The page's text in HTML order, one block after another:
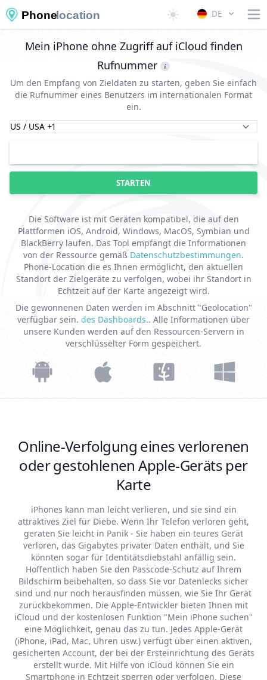
Phonelocation DE
Mein iPhone ohne Zugriff auf iCloud finden
Rufnummer
Um den Empfang von Zieldaten zu starten, geben Sie einfach
die Rufnummer eines Benutzers im internationalen Format
ein.
STARTEN
Die Software ist mit Geräten kompatibel, die auf den
Plattformen iOS, Android, Windows, MacOS, Symbian und
BlackBerry laufen. Das Tool empfängt die Informationen
von der Ressource gemäß Datenschutzbestimmungen.
Phone-Location die es Ihnen ermöglicht, den aktuellen
Standort der Zielgeräte zu verfolgen, wobei ihr Standort in
Echtzeit auf der Karte angezeigt wird.
Die gewonnenen Daten werden im Abschnitt "Geolocation"
verfügbar sein. des Dashboards.. Alle Informationen über
unsere Kunden werden auf den Ressourcen-Servern in
verschlüsselter Form gespeichert.
Online-Verfolgung eines verlorenen
oder gestohlenen Apple-Geräts per
Karte
iPhones kann man leicht verlieren, und sie sind ein
attraktives Ziel für Diebe. Wenn Ihr Telefon verloren geht,
geraten Sie leicht in Panik - Sie haben ein teures Gerät
verloren, das Gigabytes privater Daten enthält, und Sie
könnten sogar für Identitätsdiebstahl anfällig sein.
Hoffentlich haben Sie den Passcode-Schutz auf Ihrem
Bildschirm beibehalten, so dass Sie vor Datenlecks sicher
sind und nur noch herausfinden müssen, wie Sie Ihr Gerät
zurückbekommen. Die Apple-Entwickler bieten Ihnen mit
iCloud und der kostenlosen Funktion "Mein iPhone suchen"
eine Möglichkeit, genau das zu tun. Jedes Apple-Gerät
(iPhone, iPad, Mac, Uhren usw.) verfügt über einen aktiven,
gesicherten Account, der bei der Ersteinrichtung des Geräts
erstellt wurde. Mit Hilfe von iCloud können Sie ein
Smartphone in Echtzeit sperren oder verfolgen. Diese